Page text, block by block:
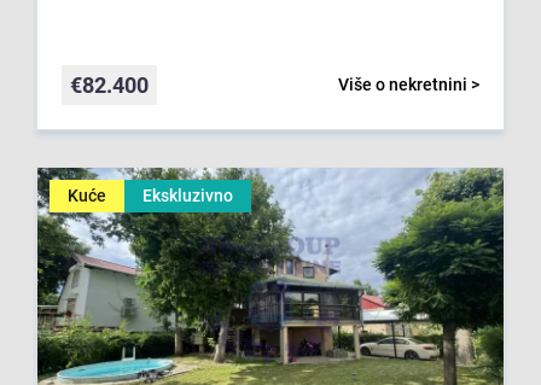
Više o nekretnini >
€82.400
Kuće Ekskluzivno